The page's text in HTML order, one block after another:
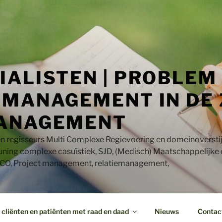
| PROBLEM
IN DE
regisseurs Multi Complexe Regievoering en
complexe casuïstiek, SJD, (Medisch) Maatschappelijke
Project management, relatiemanagement,
en patiënten met raad en daad Nieuws